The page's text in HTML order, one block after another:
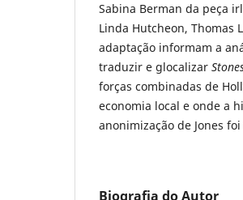
Sabina Berman da peça
Linda Hutcheon, Thomas
adaptação informam a
traduzir e glocalizar
forças combinadas de
economia local e onde a
anonimização de Jones
Biografia do Autor